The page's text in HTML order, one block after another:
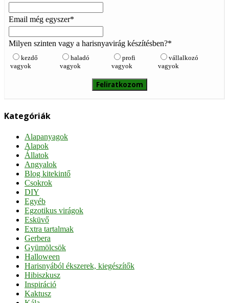
Email még egyszer*
Milyen szinten vagy a harisnyavirág készítésben?*
kezdő
vagyok
haladó
vagyok
profi
vagyok
vállalkozó
vagyok
Kategóriák
Alapanyagok
Alapok
Állatok
Angyalok
Blog kitekintő
Csokrok
DIY
Egyéb
Egzotikus virágok
Esküvő
Extra tartalmak
Gerbera
Gyümölcsök
Halloween
Harisnyából ékszerek, kiegészítők
Hibiszkusz
Inspiráció
Kaktusz